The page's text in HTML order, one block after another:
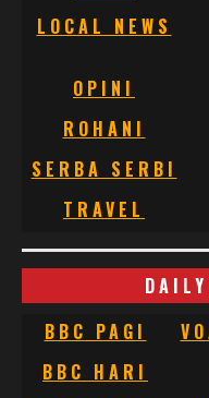
LOCAL NEWS
OPINI
ROHANI
SERBA SERBI
TRAVEL
BBC PAGI
BBC HARI